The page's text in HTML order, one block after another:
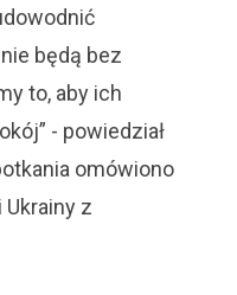
będą bez
to, aby ich
- powiedział
omówiono
z